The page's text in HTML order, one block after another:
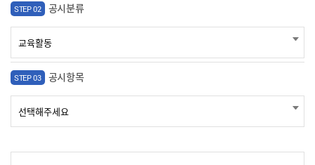
STEP 02 공시분류
STEP 03 공시항목